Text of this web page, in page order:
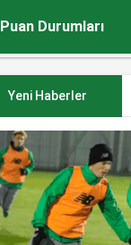
Puan Durumları
Yeni Haberler